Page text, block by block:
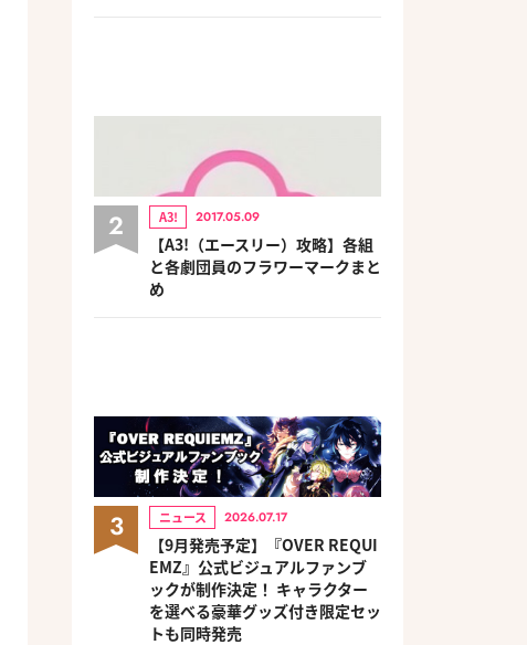
2 A3! 2017.05.09
【A3!（エースリー）攻略】各組
と各劇団員のフラワーマークまと
め
3 ニュース 2026.07.17
【9月発売予定】『OVER REQUI
EMZ』公式ビジュアルファンブ
ックが制作決定！ キャラクター
を選べる豪華グッズ付き限定セッ
トも同時発売